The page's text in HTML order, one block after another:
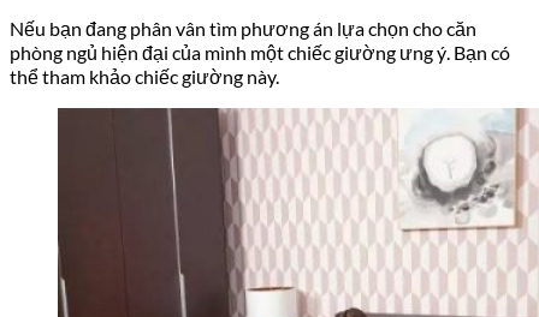
Nếu bạn đang phân vân tìm phương án lựa chọn cho căn
phòng ngủ hiện đại của mình một chiếc giường ưng ý. Bạn có
thể tham khảo chiếc giường này.